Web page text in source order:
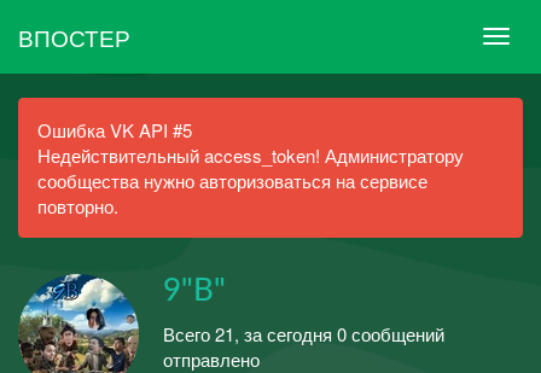
ВПОСТЕР
Ошибка VK API #5
Недействительный access_token! Администратору
сообщества нужно авторизоваться на сервисе
повторно.
9"В"
Всего 21, за сегодня 0 сообщений
отправлено